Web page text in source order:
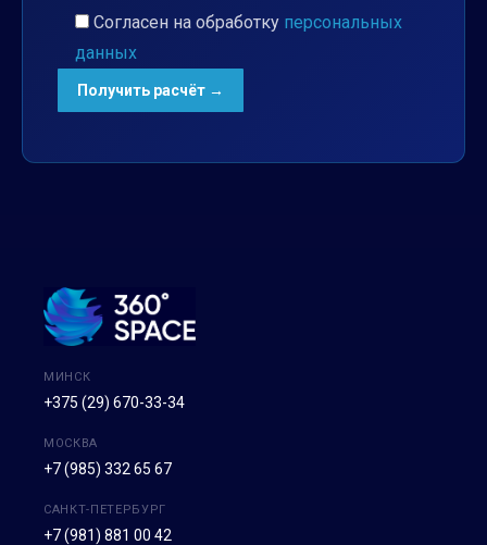
Согласен на обработку персональных
данных
МИНСК
+375 (29) 670-33-34
МОСКВА
+7 (985) 332 65 67
САНКТ-ПЕТЕРБУРГ
+7 (981) 881 00 42